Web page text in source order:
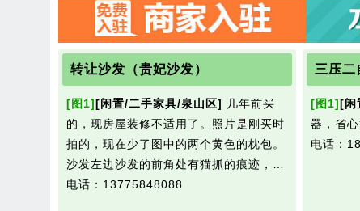
转让沙发（贵妃沙发）
[图1][闲置/二手家具/泉山区]
几年前买
的，现房屋装修不适用了。照片是刚买时
拍的，​‌‌现在少了图中的两个黄色的枕包。
沙发左边沙发的前角处有猫抓的痕迹，…
电话：13775848088
三压二
[图1][闲
器，省
电话：